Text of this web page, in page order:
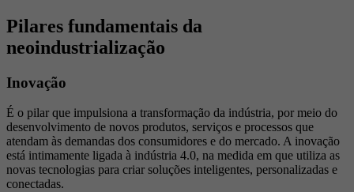
Pilares fundamentais da
neoindustrialização
Inovação
É o pilar que impulsiona a transformação da indústria, por meio do
desenvolvimento de novos produtos, serviços e processos que
atendam às demandas dos consumidores e do mercado. A inovação
está intimamente ligada à indústria 4.0, na medida em que utiliza as
novas tecnologias para criar soluções inteligentes, personalizadas e
conectadas.